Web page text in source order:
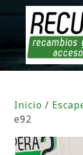
Inicio /
e92